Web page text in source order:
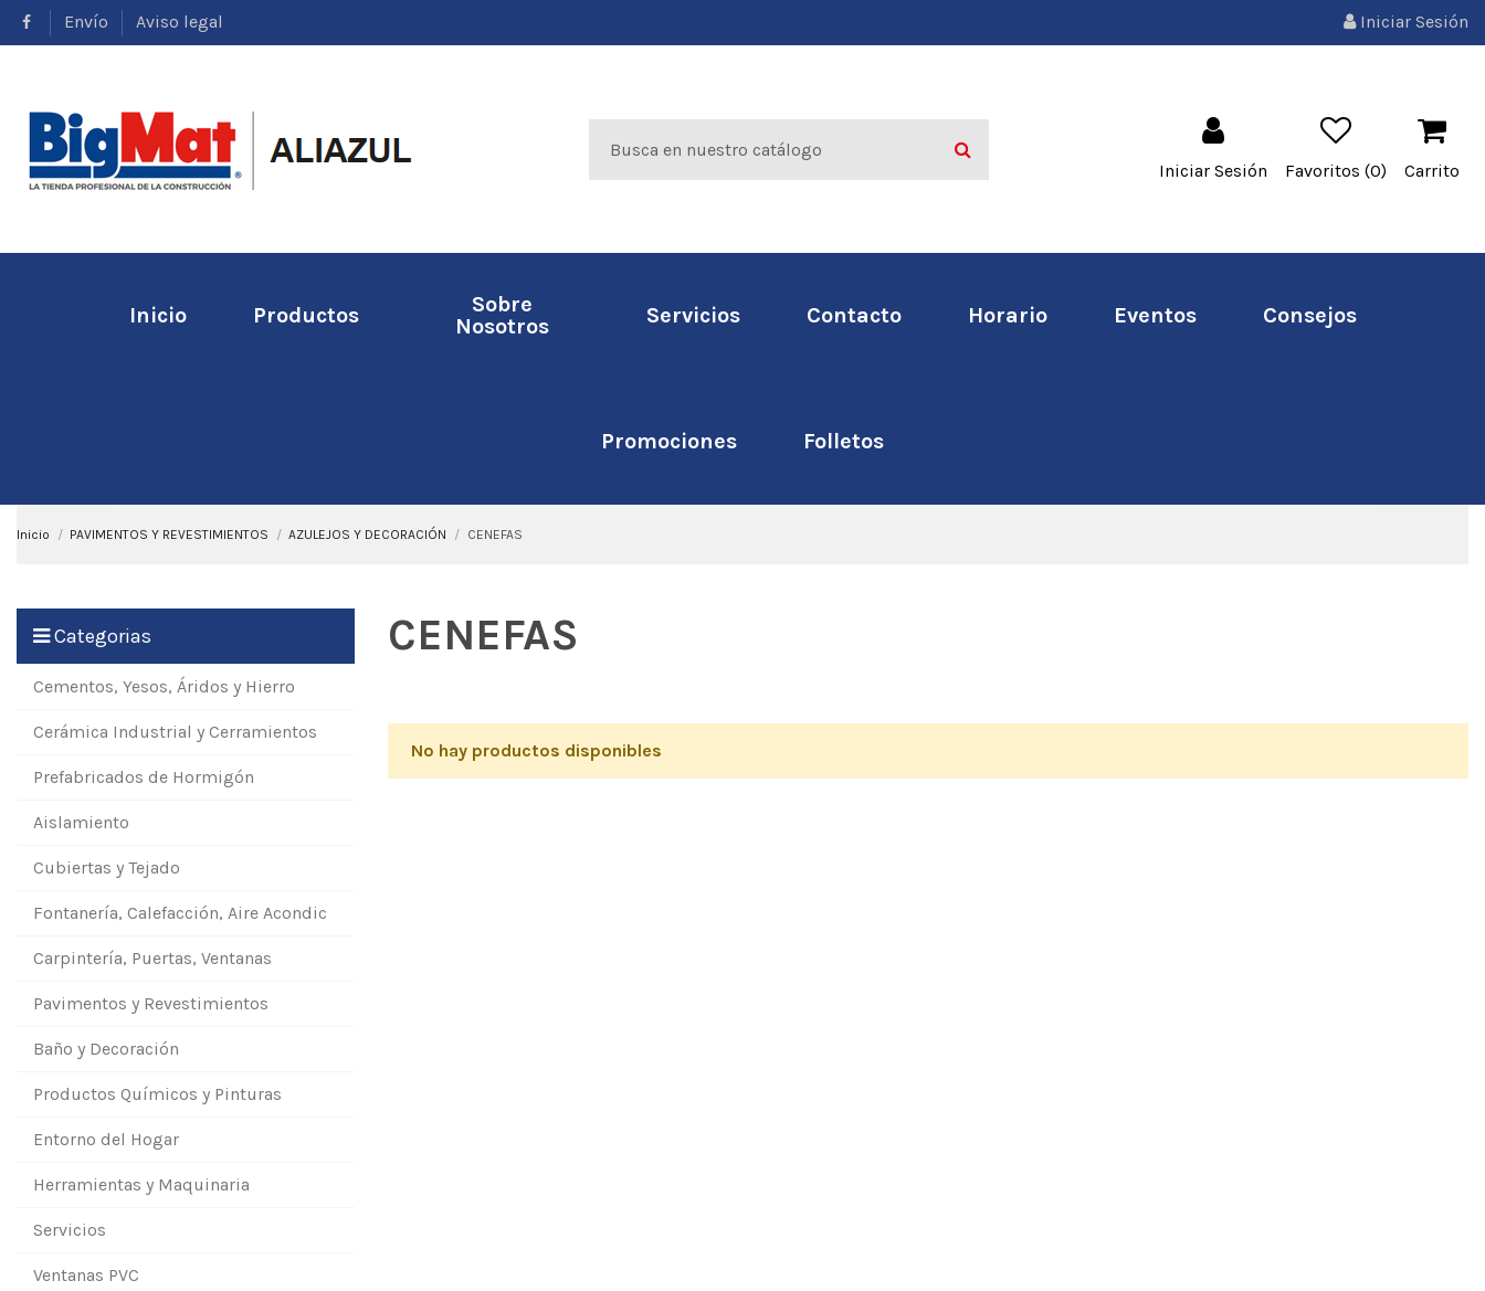
Envío Aviso legal Iniciar Sesión
Iniciar Sesión Favoritos (0) Carrito
Inicio Productos
Sobre
Nosotros
Servicios Contacto Horario Eventos Consejos
Promociones Folletos
Inicio PAVIMENTOS Y REVESTIMIENTOS AZULEJOS Y DECORACIÓN CENEFAS
CENEFAS
No hay productos disponibles
Categorias
Cementos, Yesos, Áridos y Hierro
Cerámica Industrial y Cerramientos
Prefabricados de Hormigón
Aislamiento
Cubiertas y Tejado
Fontanería, Calefacción, Aire Acondic
Carpintería, Puertas, Ventanas
Pavimentos y Revestimientos
Baño y Decoración
Productos Químicos y Pinturas
Entorno del Hogar
Herramientas y Maquinaria
Servicios
Ventanas PVC